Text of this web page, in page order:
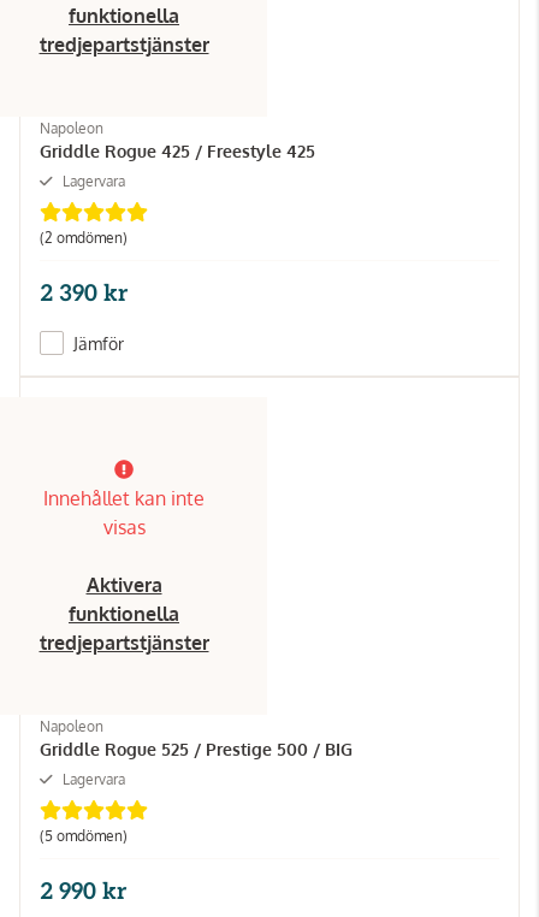
funktionella
tredjepartstjänster
Napoleon
Griddle Rogue 425 / Freestyle 425
Lagervara
(2 omdömen)
2 390 kr
Jämför
Innehållet kan inte
visas
Aktivera
funktionella
tredjepartstjänster
Napoleon
Griddle Rogue 525 / Prestige 500 / BIG
Lagervara
(5 omdömen)
2 990 kr